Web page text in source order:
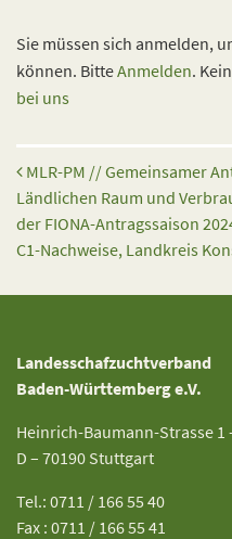
Sie müssen sich anmelden,
können. BitteAnmelden.
bei uns
Beitrags-
MLR-PM // Gemeinsamer
Ländlichen Raum und
der FIONA-Antragssaison
C1-Nachweise, Landkreis
Landesschafzuchtverband
Baden-Württemberg e.V.
Heinrich-Baumann-Strasse 1
D – 70190 Stuttgart
Tel.: 0711 / 166 55 40
Fax : 0711 / 166 55 41